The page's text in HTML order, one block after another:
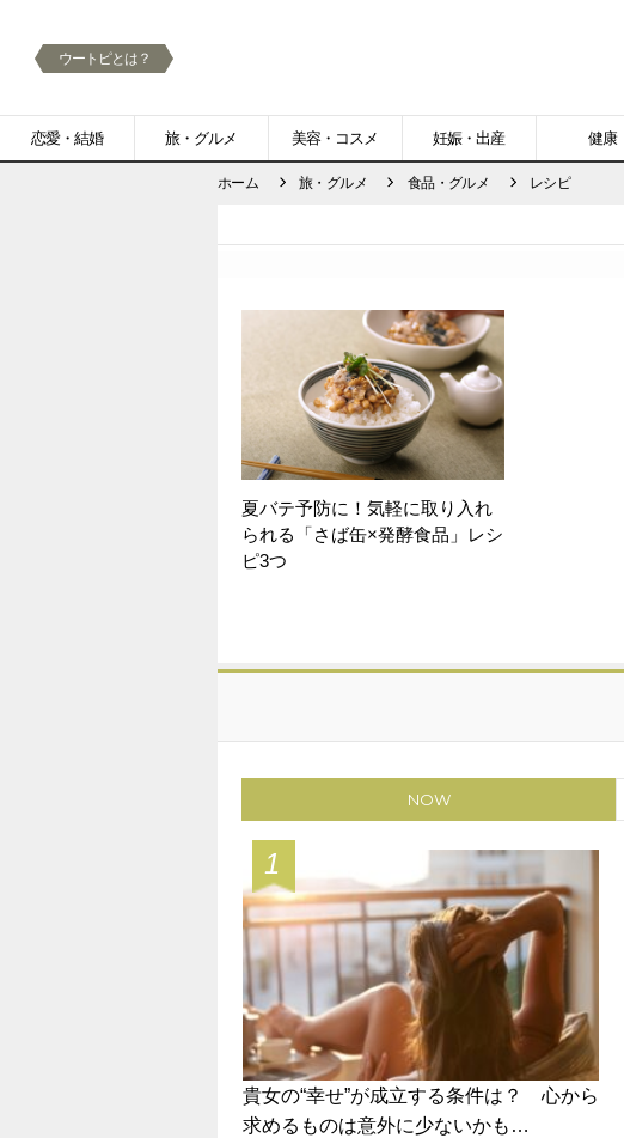
恋愛・結婚 旅・グルメ 美容・コスメ 妊娠・出産 健康
ウートピとは？
ホーム 旅・グルメ 食品・グルメ レシピ
夏バテ予防に！気軽に取り入れ
られる「さば缶×発酵食品」レシ
ピ3つ
NOW
貴女の“幸せ”が成立する条件は？ 心から
求めるものは意外に少ないかも…